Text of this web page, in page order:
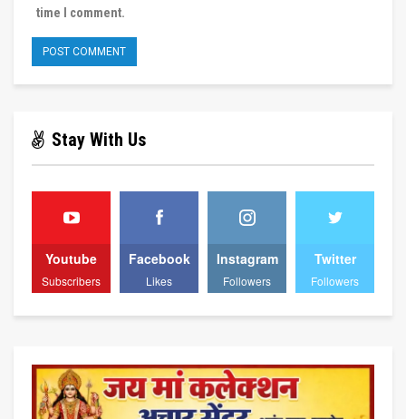
time I comment.
Stay With Us
Youtube
Subscribers
Facebook
Likes
Instagram
Followers
Twitter
Followers